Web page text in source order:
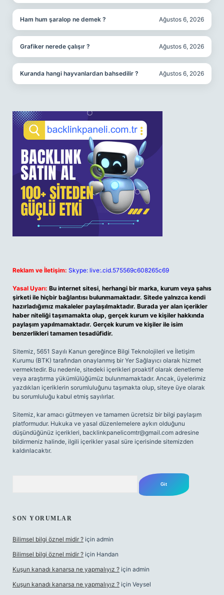
Ham hum şaralop ne demek ? Ağustos 6, 2026
Grafiker nerede çalışır ? Ağustos 6, 2026
Kuranda hangi hayvanlardan bahsedilir ? Ağustos 6, 2026
Reklam ve İletişim: Skype: live:.cid.575569c608265c69
Yasal Uyarı: Bu internet sitesi, herhangi bir marka, kurum veya şahıs
şirketi ile hiçbir bağlantısı bulunmamaktadır. Sitede yalnızca kendi
hazırladığımız makaleler paylaşılmaktadır. Burada yer alan içerikler
haber niteliği taşımamakta olup, gerçek kurum ve kişiler hakkında
paylaşım yapılmamaktadır. Gerçek kurum ve kişiler ile isim
benzerlikleri tamamen tesadüfidir.
Sitemiz, 5651 Sayılı Kanun gereğince Bilgi Teknolojileri ve İletişim
Kurumu (BTK) tarafından onaylanmış bir Yer Sağlayıcı olarak hizmet
vermektedir. Bu nedenle, sitedeki içerikleri proaktif olarak denetleme
veya araştırma yükümlülüğümüz bulunmamaktadır. Ancak, üyelerimiz
yazdıkları içeriklerin sorumluluğunu taşımakta olup, siteye üye olarak
bu sorumluluğu kabul etmiş sayılırlar.
Sitemiz, kar amacı gütmeyen ve tamamen ücretsiz bir bilgi paylaşım
platformudur. Hukuka ve yasal düzenlemelere aykırı olduğunu
düşündüğünüz içerikleri, backlinkpanelicomtr@gmail.com adresine
bildirmeniz halinde, ilgili içerikler yasal süre içerisinde sitemizden
kaldırılacaktır.
SON YORUMLAR
Bilimsel bilgi öznel midir ? için admin
Bilimsel bilgi öznel midir ? için Handan
Kuşun kanadı kanarsa ne yapmalıyız ? için admin
Kuşun kanadı kanarsa ne yapmalıyız ? için Veysel